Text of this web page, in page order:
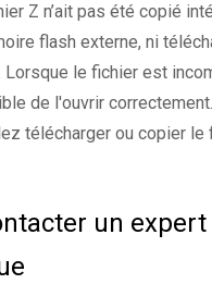
Z n’ait pas été copié
flash externe, ni
Lorsque le fichier est
de l'ouvrir
télécharger ou copier le
un expert